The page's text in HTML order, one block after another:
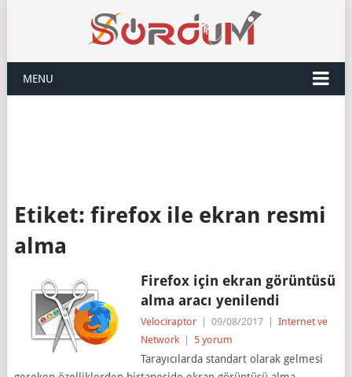
MENU
Etiket: firefox ile ekran resmi
alma
Firefox için ekran görüntüsü
alma aracı yenilendi
Velociraptor 09/08/2017
Internet ve
Network
5 yorum
Tarayıcılarda standart olarak gelmesi